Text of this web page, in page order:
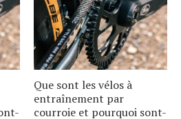
Que sont les vélos à
entraînement par
courroie et pourquoi sont-